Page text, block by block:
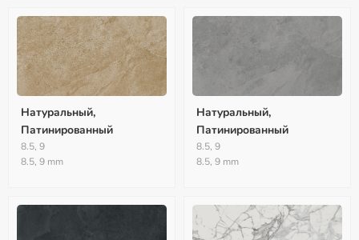
Натуральный,
Патинированный
8.5, 9
8.5, 9 mm
Натуральный,
Патинированный
8.5, 9
8.5, 9 mm